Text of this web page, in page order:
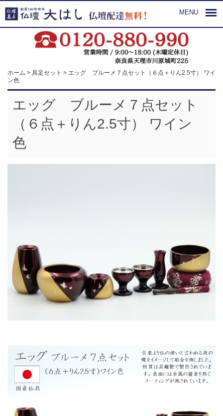
MENU
ホーム > 具足セット > エッグ ブルーメ７点セット（６点＋りん2.5寸） ワイ
ン色
エッグ ブルーメ７点セット
（６点＋りん2.5寸） ワイン
色